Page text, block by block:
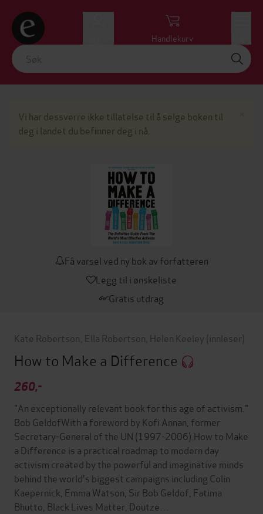
Handlekurv
Vi har dessverre ikke tillatelse til å selge boken til
deg i landet du befinner deg i nå.
Få varsel ved ny bok av forfatteren
Legg til i ønskeliste
Gratis utdrag
Kate Robertson Ella Robertson Helen Keeley (innleser)
How to Make a Difference
260,-
"An exceptionally relevant book for this age of activism."
Bob GeldofWith a foreword by Kofi Annan, former
Secretary-General of the UN (1997-2006).How to Make
a Difference is a practical roadmap to modern day
activism created by the powerful and imaginative minds
behind the world's biggest campaigns including Colin
Kaepernick, Emma Watson, Sir Bob Geldof, Fatima
Bhutto, Black Lives Matter, Doutze…